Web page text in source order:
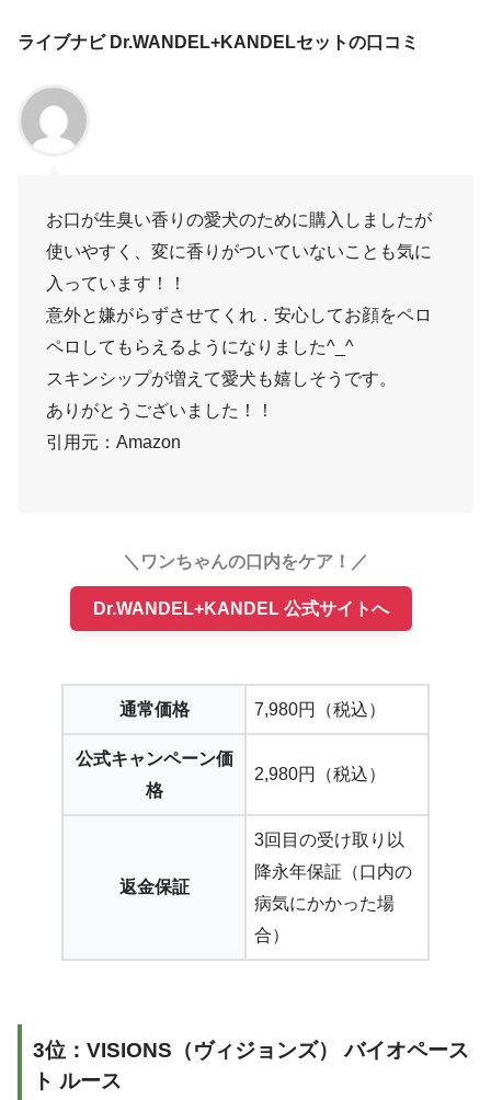
ライブナビ Dr.WANDEL+KANDELセットの口コミ
お口が生臭い香りの愛犬のために購入しましたが
使いやすく、変に香りがついていないことも気に
入っています！！
意外と嫌がらずさせてくれ．安心してお顔をペロ
ペロしてもらえるようになりました^_^
スキンシップが増えて愛犬も嬉しそうです。
ありがとうございました！！
引用元：Amazon
＼ワンちゃんの口内をケア！／
Dr.WANDEL+KANDEL 公式サイトへ
通常価格 7,980円（税込）
公式キャンペーン価
格
2,980円（税込）
返金保証
3回目の受け取り以
降永年保証（口内の
病気にかかった場
合）
3位：VISIONS（ヴィジョンズ） バイオペース
ト ルース